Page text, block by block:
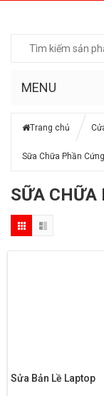
MENU
Trang chủ
Sữa Chữa Phần Cứng
SỮA CHỮA
Sửa Bản Lề Laptop